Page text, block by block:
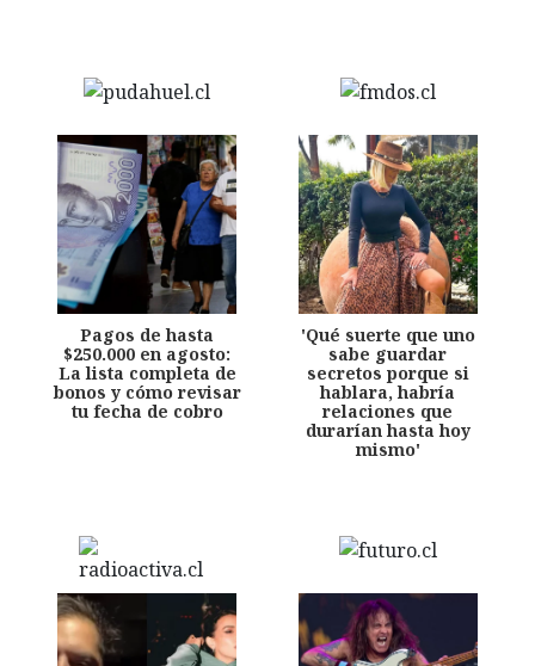
Pagos de hasta
$250.000 en agosto:
La lista completa de
bonos y cómo revisar
tu fecha de cobro
'Qué suerte que uno
sabe guardar
secretos porque si
hablara, habría
relaciones que
durarían hasta hoy
mismo'